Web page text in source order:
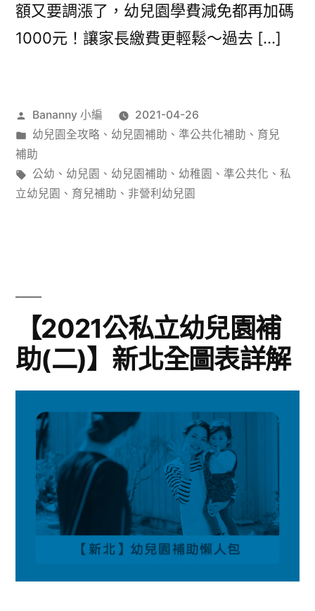
額又要調漲了，幼兒園學費減免都再加碼
1000元！讓家長繳費更輕鬆～過去 […]
作
者:
Bananny 小編
2021-04-26
分
類:
幼兒園全攻略 、 幼兒園補助 、 準公共化補助 、 育兒
補助
標
籤:
公幼 、 幼兒園 、 幼兒園補助 、 幼稚園 、 準公共化 、 私
立幼兒園 、 育兒補助 、 非營利幼兒園
【2021公私立幼兒園補
助(二)】新北全圖表詳解